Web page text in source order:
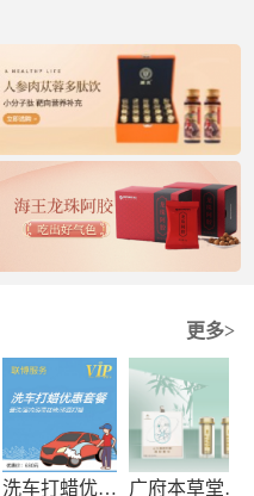
更多>
洗车打蜡优惠套餐
广府本草堂元宝枫神经酸凝胶糖果